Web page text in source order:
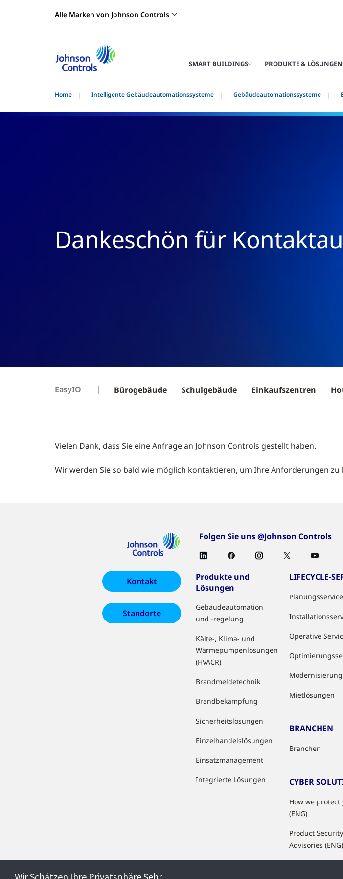
Alle Marken von Johnson Controls
SMART BUILDINGS PRODUKTE & LÖSUNGEN
Home Intelligente Gebäudeautomationssysteme Gebäudeautomationssysteme
Dankeschön für
EasyIO Bürogebäude Schulgebäude Einkaufszentren
Vielen Dank, dass Sie eine Anfrage an Johnson Controls gestellt haben.
Wir werden Sie so bald wie möglich kontaktieren, um Ihre Anforderungen zu
Folgen Sie uns @Johnson Controls
Kontakt
Standorte
Produkte und
Lösungen
Gebäudeautomation
und -regelung
Kälte-, Klima- und
Wärmepumpenlösungen
(HVACR)
Brandmeldetechnik
Brandbekämpfung
Sicherheitslösungen
Einzelhandelslösungen
Einsatzmanagement
Integrierte Lösungen
LIFECYCLE-
Operative
Mietlösungen
BRANCHEN
Branchen
CYBER
How we protect
(ENG)
Product Security
Advisories (ENG)
Wir Schätzen Ihre Privatsphäre Sehr